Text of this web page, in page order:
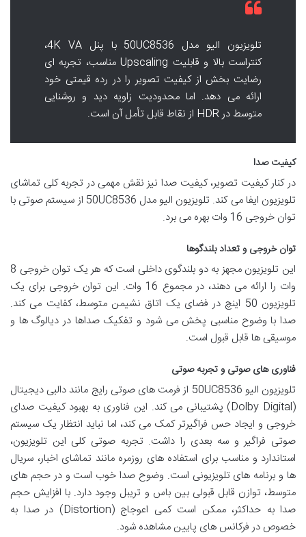
تلویزیون الیو مدل 50UC8536 با پنل 4K VA،
کنتراست بالا و قابلیت Upscaling مناسب، تجربه ای
رضایت بخش از کیفیت تصویر را در رده قیمتی خود
ارائه می دهد. اما محدودیت زاویه دید و روشنایی
متوسط در HDR از نقاط قابل تأمل آن است.
کیفیت صدا
در کنار کیفیت تصویر، کیفیت صدا نیز نقش مهمی در تجربه کلی تماشای
تلویزیون ایفا می کند. تلویزیون الیو مدل 50UC8536 از سیستم صوتی با
توان خروجی 16 وات بهره می برد.
توان خروجی و تعداد بلندگوها
این تلویزیون مجهز به دو بلندگوی داخلی است که هر یک توان خروجی 8
وات را ارائه می دهند، در مجموع 16 وات. این توان خروجی برای یک
تلویزیون 50 اینچ در فضای یک اتاق نشیمن متوسط، کفایت می کند.
صدا با وضوح مناسبی پخش می شود و تفکیک صداها در دیالوگ ها و
موسیقی ها قابل قبول است.
فناوری های صوتی و تجربه صوتی
تلویزیون الیو 50UC8536 از فرمت های صوتی رایج مانند دالبی دیجیتال
(Dolby Digital) پشتیبانی می کند. این فناوری به بهبود کیفیت صدای
خروجی و ایجاد حس فراگیرتر کمک می کند، اما نباید انتظار یک سیستم
صوتی فراگیر و سه بعدی را داشت. تجربه صوتی کلی این تلویزیون،
استاندارد و مناسب برای استفاده های روزمره مانند تماشای اخبار، سریال
ها و برنامه های تلویزیونی است. وضوح صدا خوب است و در حجم های
متوسط، توازن قابل قبولی بین باس و تریبل وجود دارد. با افزایش حجم
صدا به حداکثر، ممکن است کمی اعوجاج (Distortion) در صدا به
خصوص در فرکانس های پایین مشاهده شود.